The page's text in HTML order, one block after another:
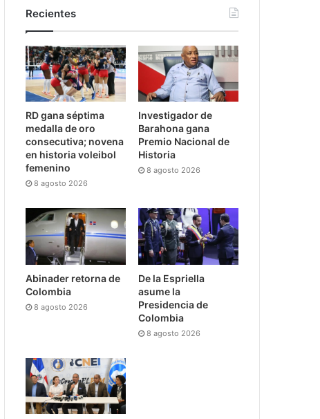
Recientes
RD gana séptima
medalla de oro
consecutiva; novena
en historia voleibol
femenino
8 agosto 2026
Investigador de
Barahona gana
Premio Nacional de
Historia
8 agosto 2026
Abinader retorna de
Colombia
8 agosto 2026
De la Espriella
asume la
Presidencia de
Colombia
8 agosto 2026